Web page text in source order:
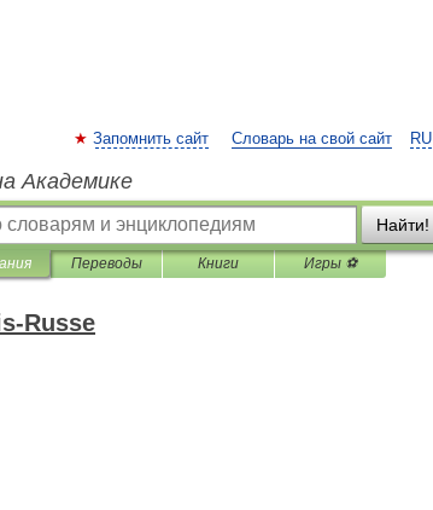
RU
Запомнить сайт Словарь на свой сайт
Академике
Найти!
Переводы Книги Игры ⚽
Russe